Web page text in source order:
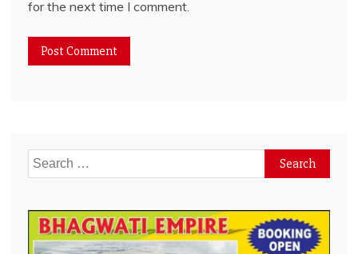
for the next time I comment.
Search
for: